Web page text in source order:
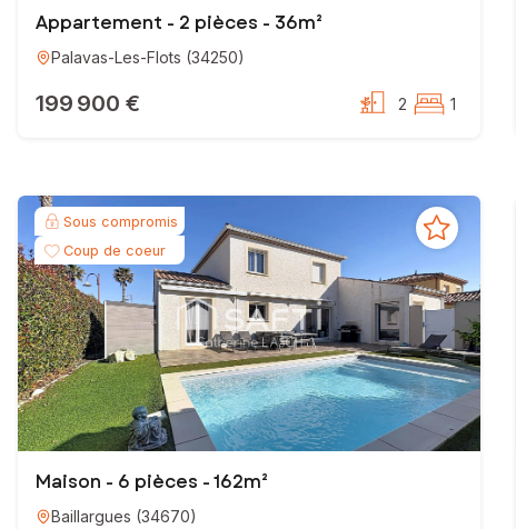
Appartement - 2 pièces - 36m²
Palavas-Les-Flots (34250)
199 900 € 2 1
Sous compromis
Coup de coeur
Maison - 6 pièces - 162m²
Baillargues (34670)